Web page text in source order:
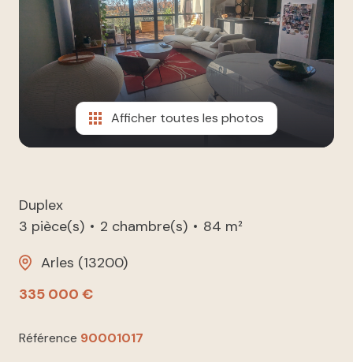
CONTACT
Afficher toutes les photos
Duplex
3 pièce(s)
2 chambre(s)
84 m²
Arles (13200)
335 000 €
Référence 90001017